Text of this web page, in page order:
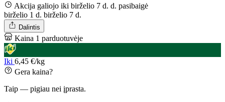
Akcija galiojo iki birželio 7 d. d. pasibaigė
birželio 1 d. birželio 7 d.
Dalintis
Kaina 1 parduotuvėje
Iki 6,45 €/kg
Gera kaina?
Taip — pigiau nei įprasta.